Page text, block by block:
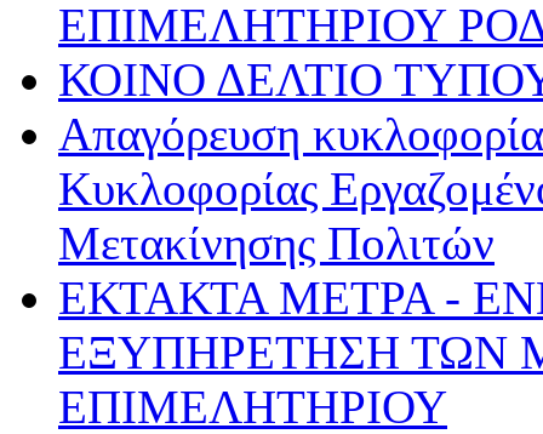
ΕΠΙΜΕΛΗΤΗΡΙΟΥ
ΚΟΙΝΟ ΔΕΛΤΙΟ
Απαγόρευση
Κυκλοφορίας
Μετακίνησης Πολιτών
ΕΚΤΑΚΤΑ ΜΕΤΡΑ -
ΕΞΥΠΗΡΕΤΗΣΗ ΤΩΝ
ΕΠΙΜΕΛΗΤΗΡΙΟΥ